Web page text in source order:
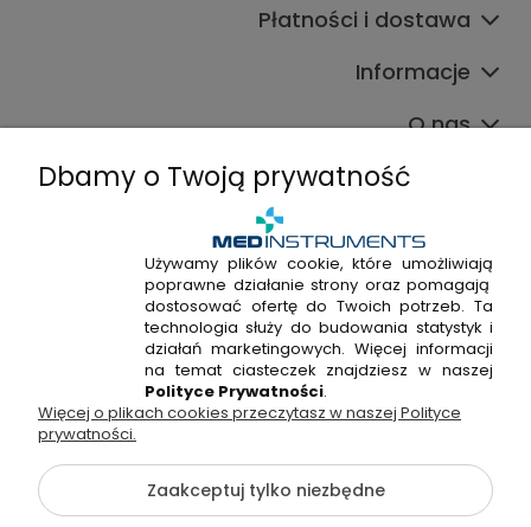
Płatności i dostawa
Informacje
O nas
+48 720 915 338
+48 22 298 53 38
Napisz do nas!
Hossa Medical Sp. z o. o. | ul. Kryształowa 33A, 01-356
Warszawa, woj. mazowieckie | NIP: 7010404814, REGON:
146982576, KRS: 0000491265
Dbamy o Twoją prywatność
Używamy plików cookie, które umożliwiają
poprawne działanie strony oraz pomagają
dostosować ofertę do Twoich potrzeb. Ta
technologia służy do budowania statystyk i
działań marketingowych. Więcej informacji
na temat ciasteczek znajdziesz w naszej
Polityce Prywatności.
Więcej o plikach cookies przeczytasz w naszej Polityce
prywatności.
Zaakceptuj tylko niezbędne